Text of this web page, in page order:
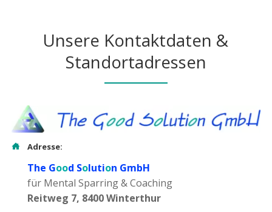
Unsere Kontaktdaten &
Standortadressen
Adresse:
The Good Solution GmbH
für Mental Sparring & Coaching
Reitweg 7, 8400 Winterthur